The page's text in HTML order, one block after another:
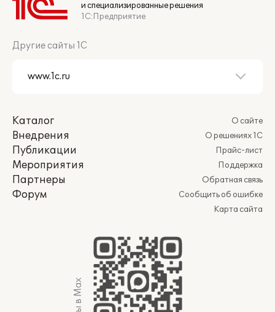
и специализированные решения
1С:Предприятие
Другие сайты 1С
Каталог
Внедрения
Публикации
Мероприятия
Партнеры
Форум
О сайте
О решениях 1С
Прайс-лист
Поддержка
Обратная связь
Сообщить об ошибке
Карта сайта
Мы в Max